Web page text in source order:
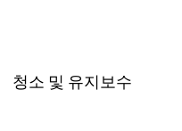
청소 및 유지보수